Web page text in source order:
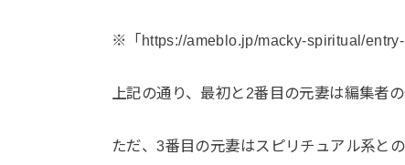
※「https://ameblo.jp/macky-spiritual/
上記の通り、最初と2番目の元妻は編集者
ただ、3番目の元妻はスピリチュアル系との